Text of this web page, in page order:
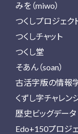
みを（miwo）
つくしプロジェク
つくしチャット
つくし堂
そあん（soan）
古活字版の情報
くずし字チャレン
歴史ビッグデータ
Edo+150プロジ